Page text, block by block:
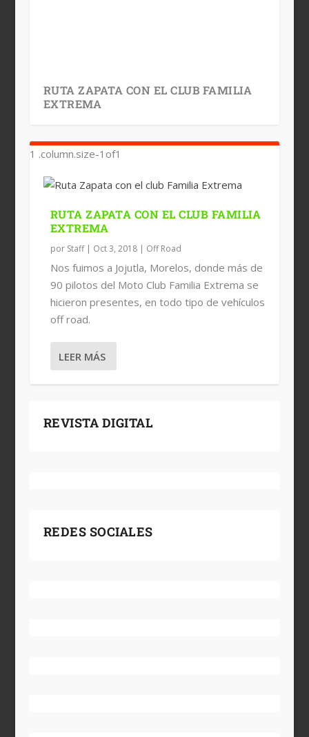
RUTA ZAPATA CON EL CLUB FAMILIA
EXTREMA
RUTA ZAPATA CON EL CLUB FAMILIA
EXTREMA
por Staff| Oct 3, 2018| Off Road
Nos fuimos a Jojutla, Morelos, donde más de
90 pilotos del Moto Club Familia Extrema se
hicieron presentes, en todo tipo de vehículos
off road.
LEER MÁS
REVISTA DIGITAL
REDES SOCIALES